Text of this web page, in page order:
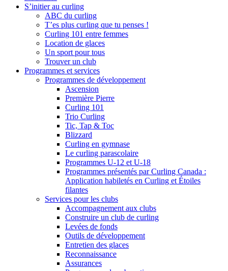
S’initier au curling
ABC du curling
T’es plus curling que tu penses !
Curling 101 entre femmes
Location de glaces
Un sport pour tous
Trouver un club
Programmes et services
Programmes de développement
Ascension
Première Pierre
Curling 101
Trio Curling
Tic, Tap & Toc
Blizzard
Curling en gymnase
Le curling parascolaire
Programmes U-12 et U-18
Programmes présentés par Curling Canada :
Application habiletés en Curling et Étoiles
filantes
Services pour les clubs
Accompagnement aux clubs
Construire un club de curling
Levées de fonds
Outils de développement
Entretien des glaces
Reconnaissance
Assurances